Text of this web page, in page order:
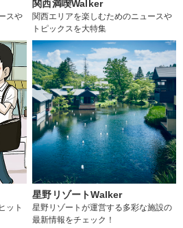
スや
関西満喫Walker
関西エリアを楽しむためのニュースや
トピックスを大特集
ット
星野リゾートWalker
星野リゾートが運営する多彩な施設の
最新情報をチェック！